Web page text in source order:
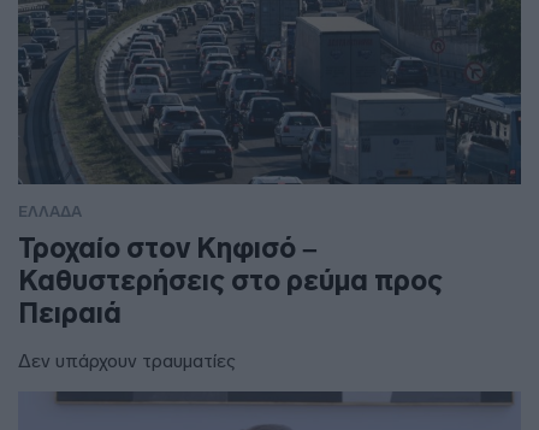
ΕΛΛΑΔΑ
Τροχαίο στον Κηφισό –
Καθυστερήσεις στο ρεύμα προς
Πειραιά
Δεν υπάρχουν τραυματίες